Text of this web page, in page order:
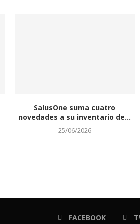
SalusOne suma cuatro
novedades a su inventario de...
25/06/2026
FACEBOOK